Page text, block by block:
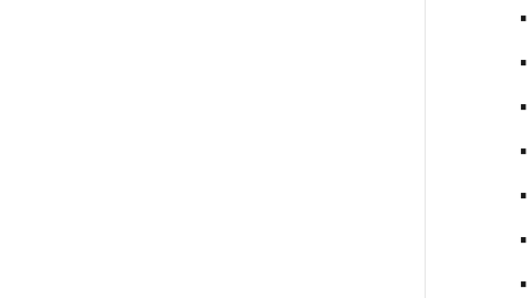
•
•
•
•
•
•
•